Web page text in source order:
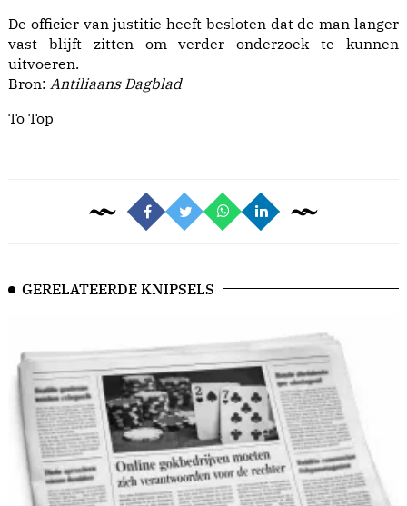
De officier van justitie heeft besloten dat de man langer
vast blijft zitten om verder onderzoek te kunnen
uitvoeren.
Bron: Antiliaans Dagblad
To Top
GERELATEERDE KNIPSELS